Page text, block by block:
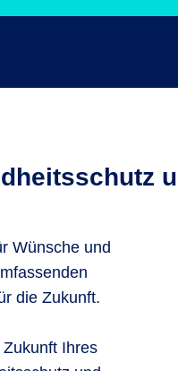
Wünsche und
die Zukunft.
Ihres